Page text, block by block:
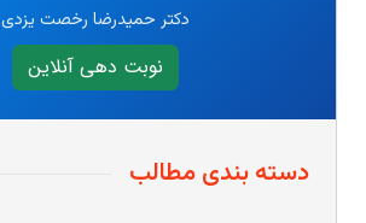
دکتر حمیدرضا رخصت یزدی
نوبت دهی آنلاین
دسته بندی مطالب